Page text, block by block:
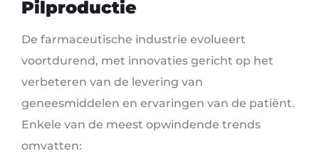
Pilproductie
De farmaceutische industrie evolueert
voortdurend, met innovaties gericht op het
verbeteren van de levering van
geneesmiddelen en ervaringen van de patiënt.
Enkele van de meest opwindende trends
omvatten: